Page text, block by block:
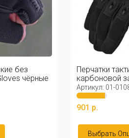
без
чёрные
Перчатки
карбоновой
Артикул: 01-
901 р.
Выбрать